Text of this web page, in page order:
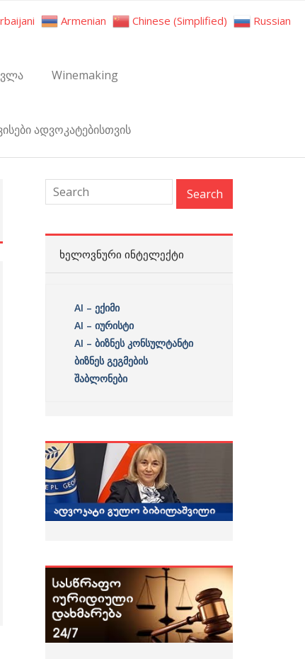
Winemaking
ადვოკატებისთვის
ᲮᲔᲚᲝᲕᲜᲣᲠᲘ ᲘᲜᲢᲔᲚᲔᲥᲢᲘ
AI – ექიმი
AI – იურისტი
AI – ბიზნეს კონსულტანტი
ბიზნეს გეგმების
შაბლონები
Armenian Chinese (Simplified) Russian